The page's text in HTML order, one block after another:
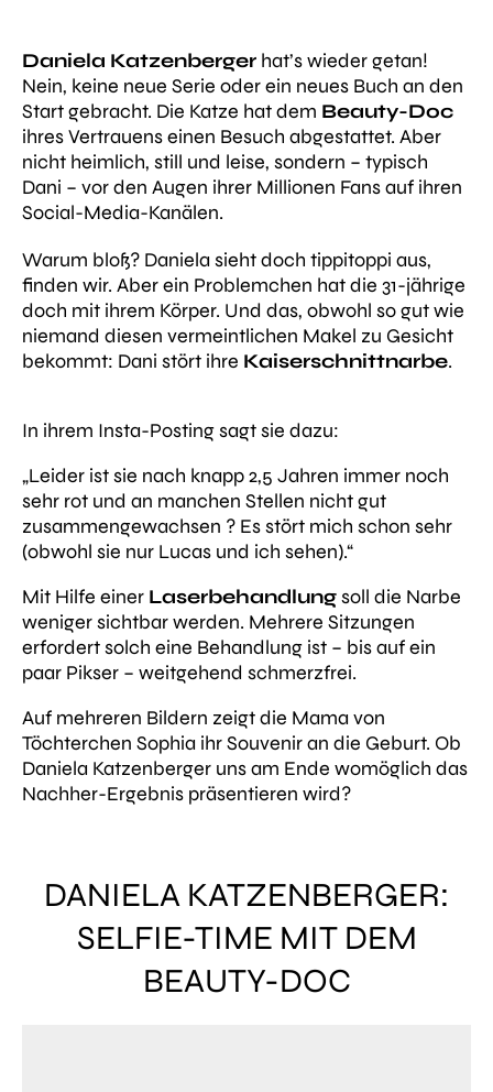
Daniela Katzenberger hat’s wieder getan!
Nein, keine neue Serie oder ein neues Buch an den
Start gebracht. Die Katze hat dem Beauty-Doc
ihres Vertrauens einen Besuch abgestattet. Aber
nicht heimlich, still und leise, sondern – typisch
Dani – vor den Augen ihrer Millionen Fans auf ihren
Social-Media-Kanälen.
Warum bloß? Daniela sieht doch tippitoppi aus,
finden wir. Aber ein Problemchen hat die 31-jährige
doch mit ihrem Körper. Und das, obwohl so gut wie
niemand diesen vermeintlichen Makel zu Gesicht
bekommt: Dani stört ihre Kaiserschnittnarbe.
In ihrem Insta-Posting sagt sie dazu:
„Leider ist sie nach knapp 2,5 Jahren immer noch
sehr rot und an manchen Stellen nicht gut
zusammengewachsen ? Es stört mich schon sehr
(obwohl sie nur Lucas und ich sehen).“
Mit Hilfe einer Laserbehandlungsoll die Narbe
weniger sichtbar werden. Mehrere Sitzungen
erfordert solch eine Behandlung ist – bis auf ein
paar Pikser – weitgehend schmerzfrei.
Auf mehreren Bildern zeigt die Mama von
Töchterchen Sophia ihr Souvenir an die Geburt. Ob
Daniela Katzenberger uns am Ende womöglich das
Nachher-Ergebnis präsentieren wird?
DANIELA KATZENBERGER:
SELFIE-TIME MIT DEM
BEAUTY-DOC